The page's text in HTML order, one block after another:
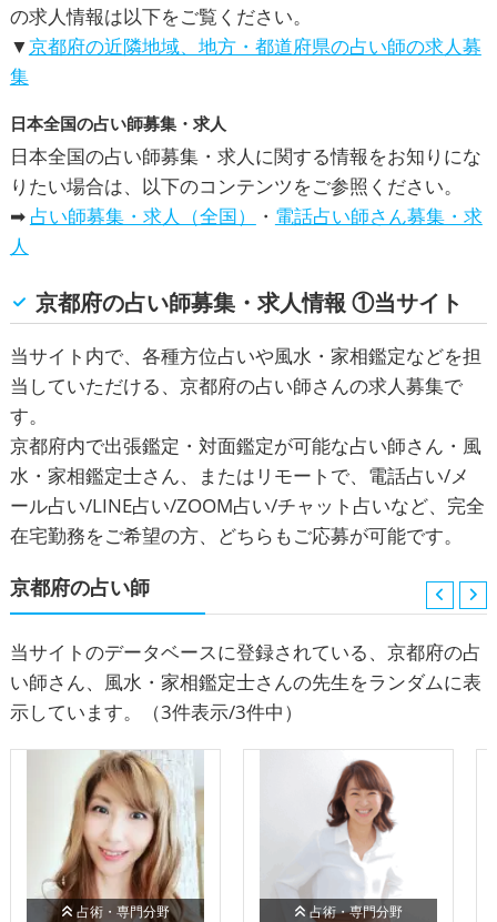
の求人情報は以下をご覧ください。
▼京都府の近隣地域、地方・都道府県の占い師の求人募
集
日本全国の占い師募集・求人
日本全国の占い師募集・求人に関する情報をお知りにな
りたい場合は、以下のコンテンツをご参照ください。
➡ 占い師募集・求人（全国） ・ 電話占い師さん募集・求
人
京都府の占い師募集・求人情報 ①当サイト
当サイト内で、各種方位占いや風水・家相鑑定などを担
当していただける、京都府の占い師さんの求人募集で
す。
京都府内で出張鑑定・対面鑑定が可能な占い師さん・風
水・家相鑑定士さん、またはリモートで、電話占い/メ
ール占い/LINE占い/ZOOM占い/チャット占いなど、完全
在宅勤務をご希望の方、どちらもご応募が可能です。
京都府の占い師
当サイトのデータベースに登録されている、京都府の占
い師さん、風水・家相鑑定士さんの先生をランダムに表
示しています。
（3件表示/3件中）
占術・専門分野 占術・専門分野